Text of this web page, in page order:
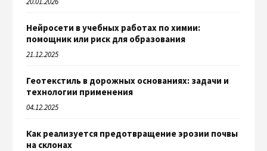
Нейросети в учебных работах по химии:
помощник или риск для образования
21.12.2025
Геотекстиль в дорожных основаниях: задачи и
технологии применения
04.12.2025
Как реализуется предотвращение эрозии почвы
на склонах